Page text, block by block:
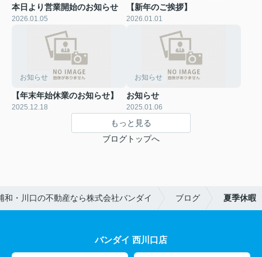
本日より営業開始のお知らせ
2026.01.05
【新年のご挨拶】
2026.01.01
お知らせ
【年末年始休業のお知らせ】
2025.12.18
お知らせ
お知らせ
2025.01.06
もっと見る
ブログトップへ
和・川口の不動産なら株式会社バンダイ ブログ 夏季休暇
バンダイ 西川口店